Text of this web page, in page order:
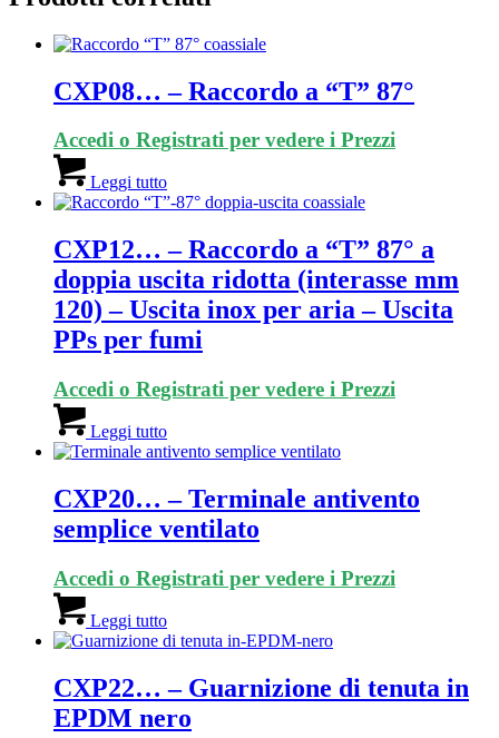
CXP08… – Raccordo a “T” 87°
Accedi o Registrati per vedere i Prezzi
Leggi tutto
CXP12… – Raccordo a “T” 87° a
doppia uscita ridotta (interasse mm
120) – Uscita inox per aria – Uscita
PPs per fumi
Accedi o Registrati per vedere i Prezzi
Leggi tutto
CXP20… – Terminale antivento
semplice ventilato
Accedi o Registrati per vedere i Prezzi
Leggi tutto
CXP22… – Guarnizione di tenuta in
EPDM nero